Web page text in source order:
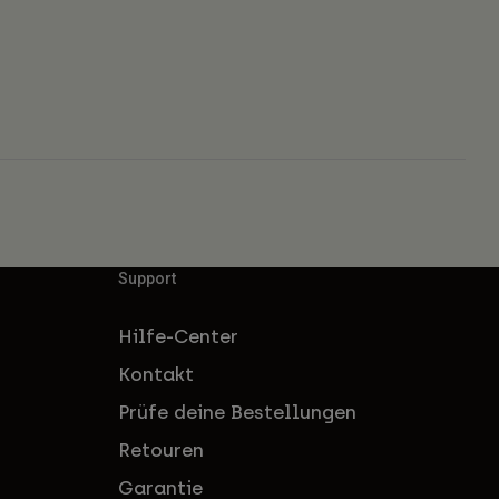
Support
Hilfe-Center
Kontakt
Prüfe deine Bestellungen
Retouren
Garantie